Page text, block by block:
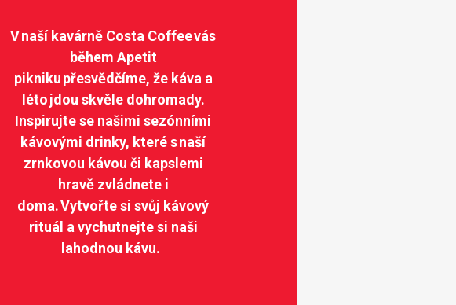
V naší kavárně Costa Coffee vás
během Apetit
pikniku přesvědčíme, že káva a
léto jdou skvěle dohromady.
Inspirujte se našimi sezónními
kávovými drinky, které s naší
zrnkovou kávou či kapslemi
hravě zvládnete i
doma. Vytvořte si svůj kávový
rituál a vychutnejte si naši
lahodnou kávu.